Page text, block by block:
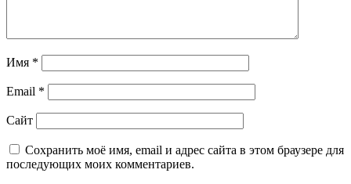
Имя *
Email *
Сайт
Сохранить моё имя, email и адрес сайта в этом браузере для
последующих моих комментариев.